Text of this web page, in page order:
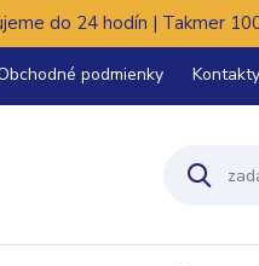
do 24 hodín | Takmer
podmienky Kontakty